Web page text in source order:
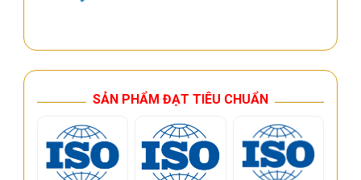
SẢN PHẨM ĐẠT TIÊU CHUẨN